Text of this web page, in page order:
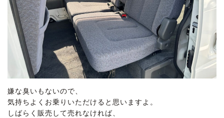
嫌な臭いもないので、
気持ちよくお乗りいただけると思いますよ。
しばらく販売して売れなければ、